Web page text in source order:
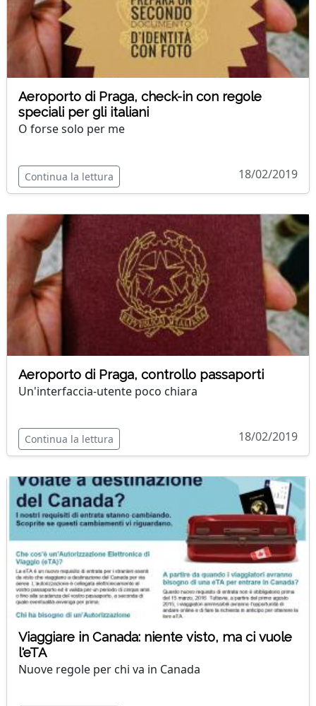
Aeroporto di Praga, check-in con regole
speciali per gli italiani
O forse solo per me
Continua la lettura 18/02/2019
Aeroporto di Praga, controllo passaporti
Un'interfaccia-utente poco chiara
Continua la lettura 18/02/2019
Viaggiare in Canada: niente visto, ma ci vuole
l'eTA
Nuove regole per chi va in Canada